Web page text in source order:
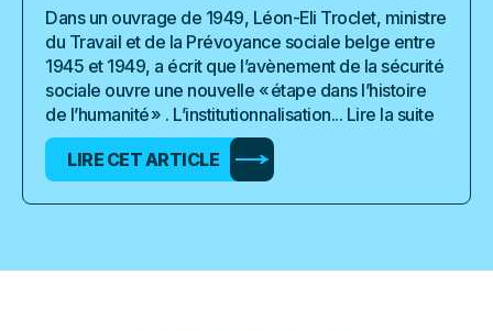
Dans un ouvrage de 1949, Léon-Eli Troclet, ministre
du Travail et de la Prévoyance sociale belge entre
1945 et 1949, a écrit que l’avènement de la sécurité
sociale ouvre une nouvelle « étape dans l’histoire
de l’humanité » . L’institutionnalisation... Lire la suite
LIRE CET ARTICLE